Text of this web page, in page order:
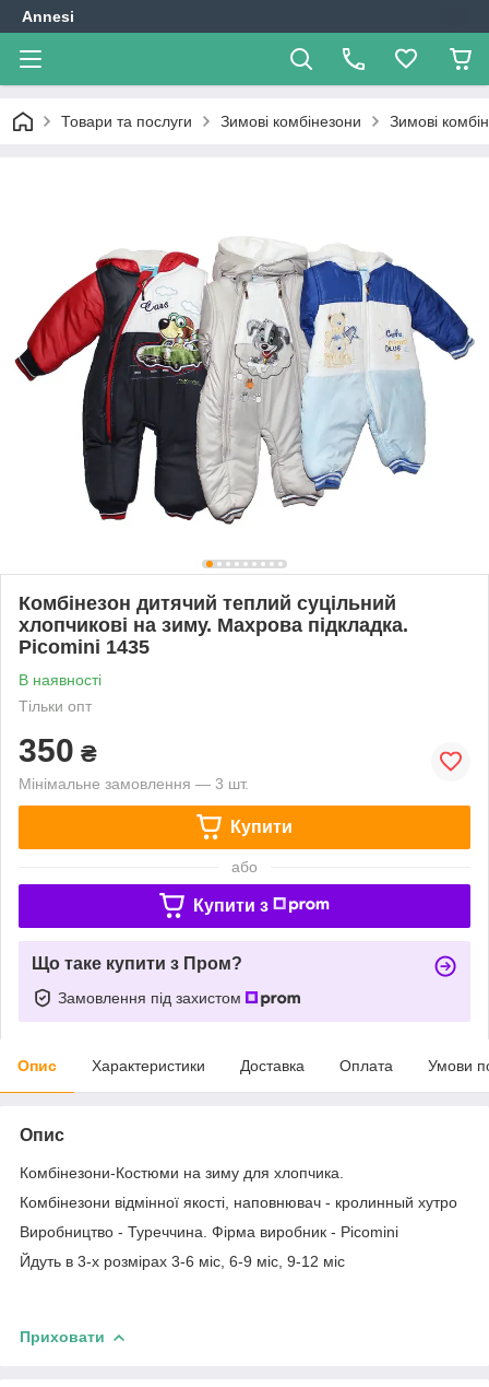
Annesi
Товари та послуги Зимові комбінезони Зимові
Комбінезон дитячий теплий суцільний
хлопчикові на зиму. Махрова підкладка.
Picomini 1435
В наявності
Тільки опт
350 ₴
Мінімальне замовлення — 3 шт.
Купити
або
Купити з
Що таке купити з Пром?
Замовлення під захистом
Опис Характеристики Доставка Оплата Умови
Опис
Комбінезони-Костюми на зиму для хлопчика.
Комбінезони відмінної якості, наповнювач - кролинный хутро
Виробництво - Туреччина. Фірма виробник - Picomini
Йдуть в 3-х розмірах 3-6 міс, 6-9 міс, 9-12 міс
Приховати